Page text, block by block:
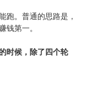
跑。普通的思路是，
钱第一。
时候，除了四个轮